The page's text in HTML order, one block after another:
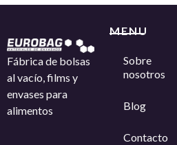
Fábrica de bolsas
al vacío, films y
envases para
alimentos
MENU
Sobre
nosotros
Blog
Contacto